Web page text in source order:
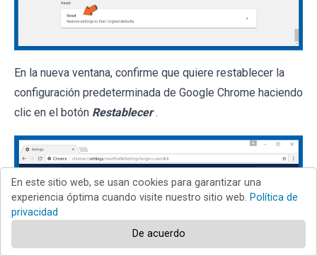
En la nueva ventana, confirme que quiere restablecer la
configuración predeterminada de Google Chrome haciendo
clic en el botón Restablecer .
En este sitio web, se usan cookies para garantizar una
experiencia óptima cuando visite nuestro sitio web. Política de
privacidad
De acuerdo